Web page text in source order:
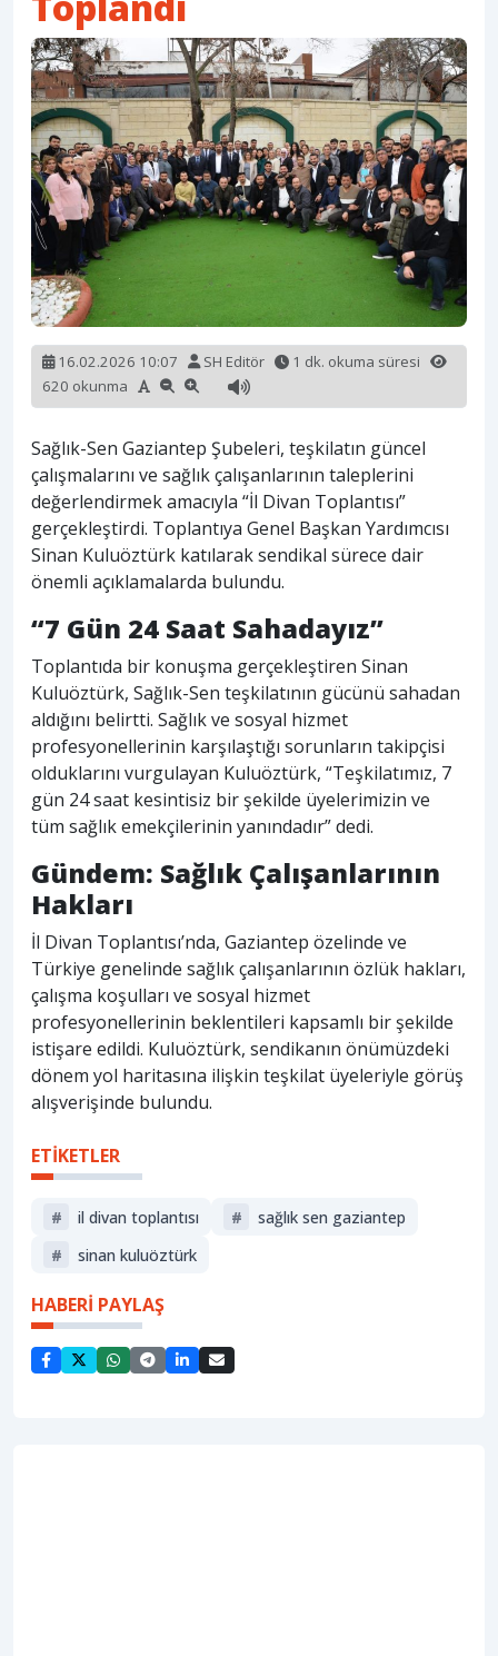
16.02.2026 10:07 SH Editör
1 dk. okuma süresi
620 okunma
Sağlık-Sen Gaziantep Şubeleri, teşkilatın güncel
çalışmalarını ve sağlık çalışanlarının taleplerini
değerlendirmek amacıyla “İl Divan Toplantısı”
gerçekleştirdi. Toplantıya Genel Başkan Yardımcısı
Sinan Kuluöztürk katılarak sendikal sürece dair
önemli açıklamalarda bulundu.
“7 Gün 24 Saat Sahadayız”
Toplantıda bir konuşma gerçekleştiren Sinan
Kuluöztürk, Sağlık-Sen teşkilatının gücünü sahadan
aldığını belirtti. Sağlık ve sosyal hizmet
profesyonellerinin karşılaştığı sorunların takipçisi
olduklarını vurgulayan Kuluöztürk, “Teşkilatımız, 7
gün 24 saat kesintisiz bir şekilde üyelerimizin ve
tüm sağlık emekçilerinin yanındadır” dedi.
Gündem: Sağlık Çalışanlarının
Hakları
İl Divan Toplantısı’nda, Gaziantep özelinde ve
Türkiye genelinde sağlık çalışanlarının özlük hakları,
çalışma koşulları ve sosyal hizmet
profesyonellerinin beklentileri kapsamlı bir şekilde
istişare edildi. Kuluöztürk, sendikanın önümüzdeki
dönem yol haritasına ilişkin teşkilat üyeleriyle görüş
alışverişinde bulundu.
ETİKETLER
# il divan toplantısı #
sağlık sen gaziantep
#
sinan kuluöztürk
HABERİ PAYLAŞ